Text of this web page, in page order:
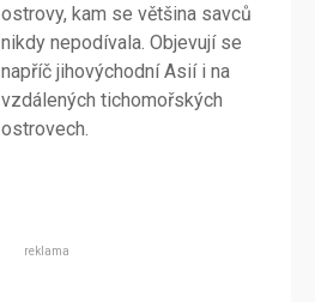
ostrovy, kam se většina savců
nikdy nepodívala. Objevují se
napříč jihovýchodní Asií i na
vzdálených tichomořských
ostrovech.
reklama